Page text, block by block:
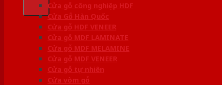
Cửa gỗ công nghiệp HDF
Cửa Gỗ Hàn Quốc
Cửa gỗ HDF VENEER
Cửa gỗ MDF LAMINATE
Cửa gỗ MDF MELAMINE
Cửa gỗ MDF VENEER
Cửa gỗ tự nhiên
Cửa vòm gỗ